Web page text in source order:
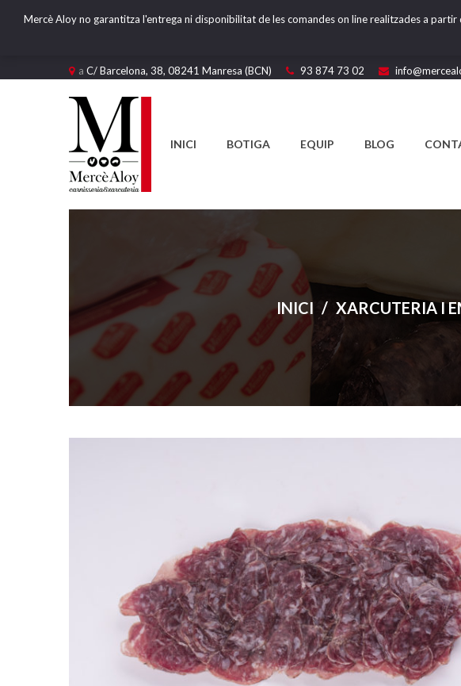
Mercè Aloy no garantitza l'entrega ni disponibilitat de les comandes on line realitzades a
a C/ Barcelona, 38, 08241 Manresa (BCN) 93 874 73 02
INICI BOTIGA EQUIP BLOG
INICI / XARCUTERIA I